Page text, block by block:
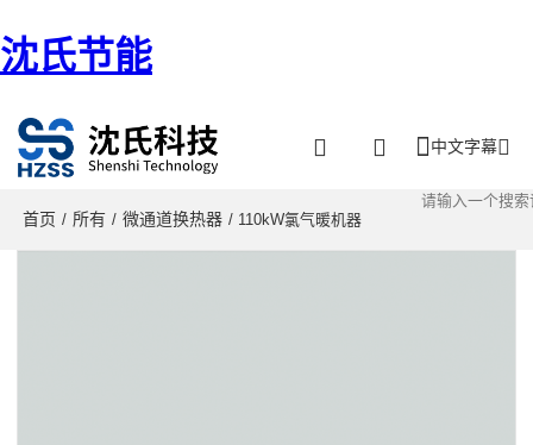
沈氏节能
中文字幕
首页 / 所有 / 微通道换热器 / 110kW氯气暖机器